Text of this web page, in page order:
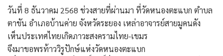
วันที่ 8 ธันวาคม 2568 ช่วงสายที่ผ่านมา ที่วัดหนองตะแบก ตำบล
ตาขัน อำเภอบ้านค่าย จังหวัดระยอง เหล่าอาจารย์สายมูคนดัง
เห็นประเทศไทยเกิดภาวะสงครามไทย-เขมร
จึงมาขอพรท้าววิรูปักษ์แห่งวัดหนองตะแบก